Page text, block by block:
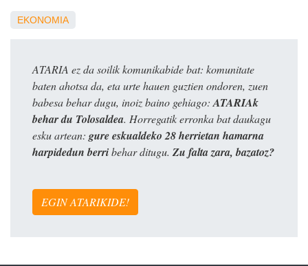
EKONOMIA
ATARIA ez da soilik komunikabide bat: komunitate
baten ahotsa da, eta urte hauen guztien ondoren, zuen
babesa behar dugu, inoiz baino gehiago:ATARIAk
behar du Tolosaldea. Horregatik erronka bat daukagu
esku artean: gure eskualdeko 28 herrietan hamarna
harpidedun berribehar ditugu. Zu falta zara, bazatoz?
EGIN ATARIKIDE!